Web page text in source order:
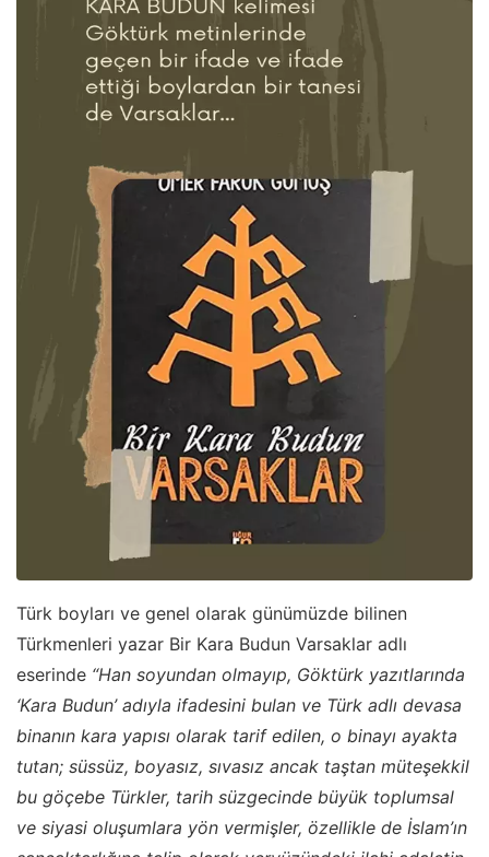
Türk boyları ve genel olarak günümüzde bilinen
Türkmenleri yazar Bir Kara Budun Varsaklar adlı
eserinde “Han soyundan olmayıp, Göktürk yazıtlarında
‘Kara Budun’ adıyla ifadesini bulan ve Türk adlı devasa
binanın kara yapısı olarak tarif edilen, o binayı ayakta
tutan; süssüz, boyasız, sıvasız ancak taştan müteşekkil
bu göçebe Türkler, tarih süzgecinde büyük toplumsal
ve siyasi oluşumlara yön vermişler, özellikle de İslam’ın